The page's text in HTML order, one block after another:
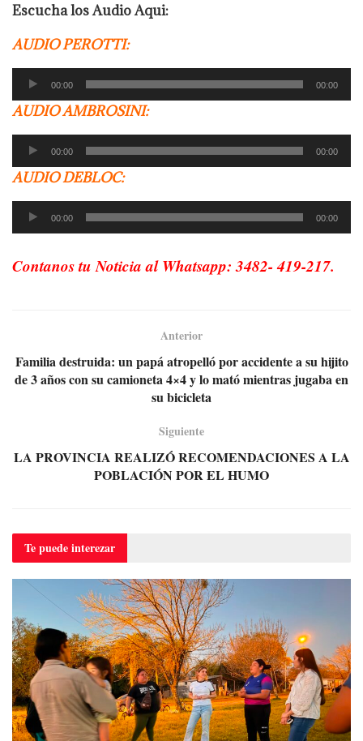
Escucha los Audio Aqui:
AUDIO PEROTTI:
Reproductor
de
audio
00:00 00:00
AUDIO AMBROSINI:
Reproductor
de
audio
00:00 00:00
AUDIO DEBLOC:
Reproductor
de
00:00 00:00
Contanos tu Noticia al Whatsapp: 3482- 419-217.
Anterior
Familia destruida: un papá atropelló por accidente a su hijito
de 3 años con su camioneta 4×4 y lo mató mientras jugaba en
su bicicleta
Siguiente
LA PROVINCIA REALIZÓ RECOMENDACIONES A LA
POBLACIÓN POR EL HUMO
Te puedeinterezar